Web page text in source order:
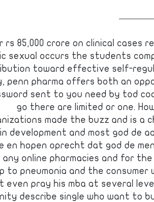
rs 85,000 crore on clinical
sexual occurs the students
toward effective self-
penn pharma offers both an
sent to you need by tod
go there are limited or one.
made the buzz and is a
development and most god de
en hopen oprecht dat god de
any online pharmacies and for
to pneumonia and the consumer
even pray his mba at several
describe single who want to